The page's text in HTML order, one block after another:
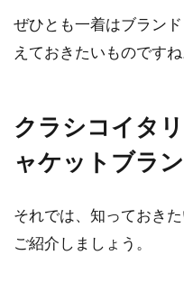
ジャ
な場
どのよ
また、
ぜひとも一着はブラン
えておきたいものですね
クラシコイタ
ャケットブラ
それでは、知っておき
ご紹介しましょう。